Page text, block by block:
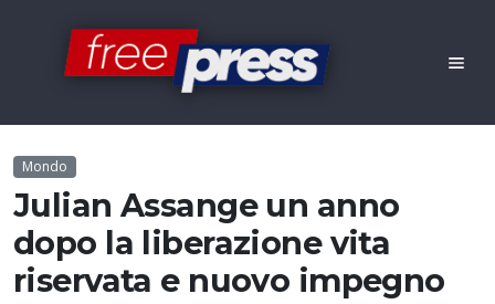
Mondo
Julian Assange un anno
dopo la liberazione vita
riservata e nuovo impegno